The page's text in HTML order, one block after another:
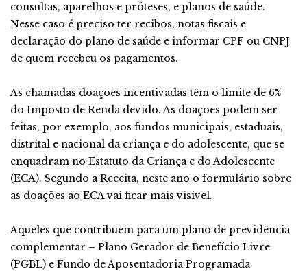
consultas, aparelhos e próteses, e planos de saúde.
Nesse caso é preciso ter recibos, notas fiscais e
declaração do plano de saúde e informar CPF ou CNPJ
de quem recebeu os pagamentos.
As chamadas doações incentivadas têm o limite de 6%
do Imposto de Renda devido. As doações podem ser
feitas, por exemplo, aos fundos municipais, estaduais,
distrital e nacional da criança e do adolescente, que se
enquadram no Estatuto da Criança e do Adolescente
(ECA). Segundo a Receita, neste ano o formulário sobre
as doações ao ECA vai ficar mais visível.
Aqueles que contribuem para um plano de previdência
complementar – Plano Gerador de Benefício Livre
(PGBL) e Fundo de Aposentadoria Programada